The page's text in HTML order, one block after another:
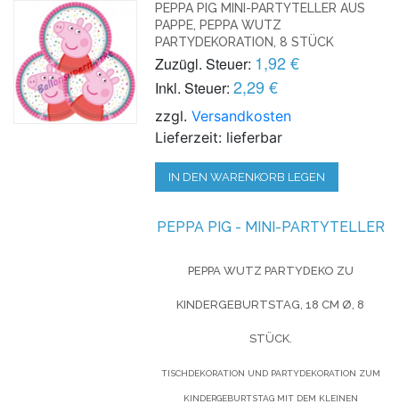
PEPPA PIG MINI-PARTYTELLER AUS
PAPPE, PEPPA WUTZ
PARTYDEKORATION, 8 STÜCK
Zuzügl. Steuer: 1,92 €
Inkl. Steuer: 2,29 €
zzgl.Versandkosten
Lieferzeit: lieferbar
IN DEN WARENKORB LEGEN
PEPPA PIG - MINI-PARTYTELLER
PEPPA WUTZ PARTYDEKO ZU
KINDERGEBURTSTAG, 18 CM Ø, 8
STÜCK.
TISCHDEKORATION UND PARTYDEKORATION ZUM
KINDERGEBURTSTAG MIT DEM KLEINEN